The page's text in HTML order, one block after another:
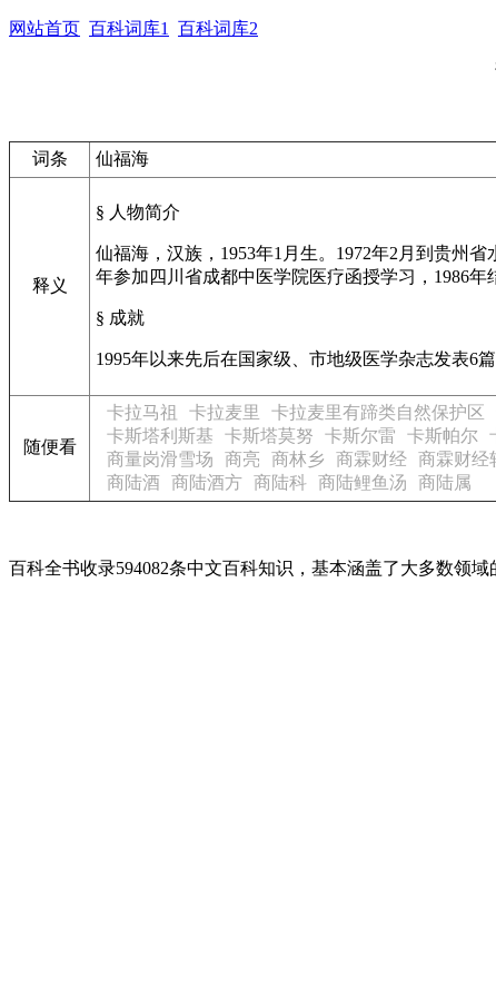
网站首页 百科词库1 百科词库2
词条 仙福海
释义
§ 人物简介
仙福海，汉族，1953年1月生。1972年2月到贵州
年参加四川省成都中医学院医疗函授学习，1986
§ 成就
1995年以来先后在国家级、市地级医学杂志发表6
随便看
卡拉马祖 卡拉麦里 卡拉麦里有蹄类自然保护区
卡斯塔利斯基
卡斯塔莫努 卡斯尔雷 卡斯帕尔
商量岗滑雪场
商亮 商林乡 商霖财经 商霖财经
商陆酒
商陆酒方 商陆科 商陆鲤鱼汤 商陆属
百科全书收录594082条中文百科知识，基本涵盖了大多数领